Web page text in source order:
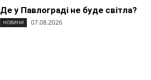
Де у Павлограді не буде світла?
НОВИНИ 07.08.2026